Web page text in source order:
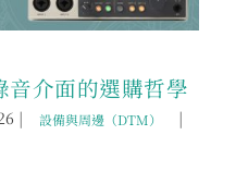
音介面的選購哲學
| 設備與周邊（DTM） |